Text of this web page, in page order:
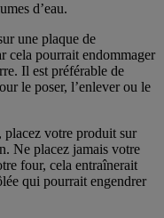
d’eau.
une plaque de
cela pourrait endommager
Il est préférable de
le poser, l’enlever ou le
placez votre produit sur
Ne placez jamais votre
four, cela entraînerait
qui pourrait engendrer